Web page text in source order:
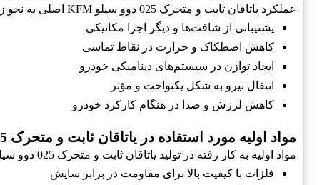
عملکرد یاتاقان ثابت و متحرک 025 دوو سیلو KFM اصلی به نحو زیر است:
پشتیبانی از شافت‌ها و دیگر اجزا مکانیکی
کاهش اصطکاک و حرارت در نقاط تماسی
ایجاد توازن در سیستم‌های دینامیکی خودرو
انتقال نیرو به شکل یکنواخت و مؤثر
کاهش لرزش و صدا در هنگام کارکرد خودرو
مواد اولیه مورد استفاده در یاتاقان ثابت و متحرک 025 دوو سیلو KFM اصلی
مواد اولیه به کار رفته در تولید یاتاقان ثابت و متحرک 025 دوو سیلو KFM اصلی شامل موارد زیر است:
فلزات با کیفیت بالا برای مقاومت در برابر سایش